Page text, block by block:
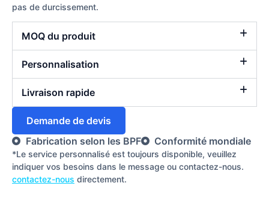
pas de durcissement.
MOQ du produit
Personnalisation
Livraison rapide
Demande de devis
Fabrication selon les BPF
Conformité mondiale
*Le service personnalisé est toujours disponible, veuillez
indiquer vos besoins dans le message ou contactez-nous.
contactez-nous directement.